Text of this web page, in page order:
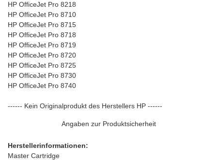
HP OfficeJet Pro 8218
HP OfficeJet Pro 8710
HP OfficeJet Pro 8715
HP OfficeJet Pro 8718
HP OfficeJet Pro 8719
HP OfficeJet Pro 8720
HP OfficeJet Pro 8725
HP OfficeJet Pro 8730
HP OfficeJet Pro 8740
------ Kein Originalprodukt des Herstellers HP ------
Angaben zur Produktsicherheit
Herstellerinformationen:
Master Cartridge